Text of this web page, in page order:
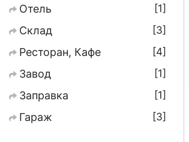
Отель
1
Склад
3
Ресторан, Кафе
4
Завод
1
Заправка
1
Гараж
3